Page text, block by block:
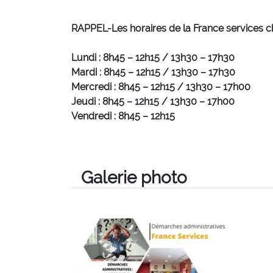
RAPPEL-Les horaires de la France services
Lundi : 8h45 – 12h15 / 13h30 – 17h30
Mardi : 8h45 – 12h15 / 13h30 – 17h30
Mercredi : 8h45 – 12h15 / 13h30 – 17h00
Jeudi : 8h45 – 12h15 / 13h30 – 17h00
Vendredi : 8h45 – 12h15
Galerie photo